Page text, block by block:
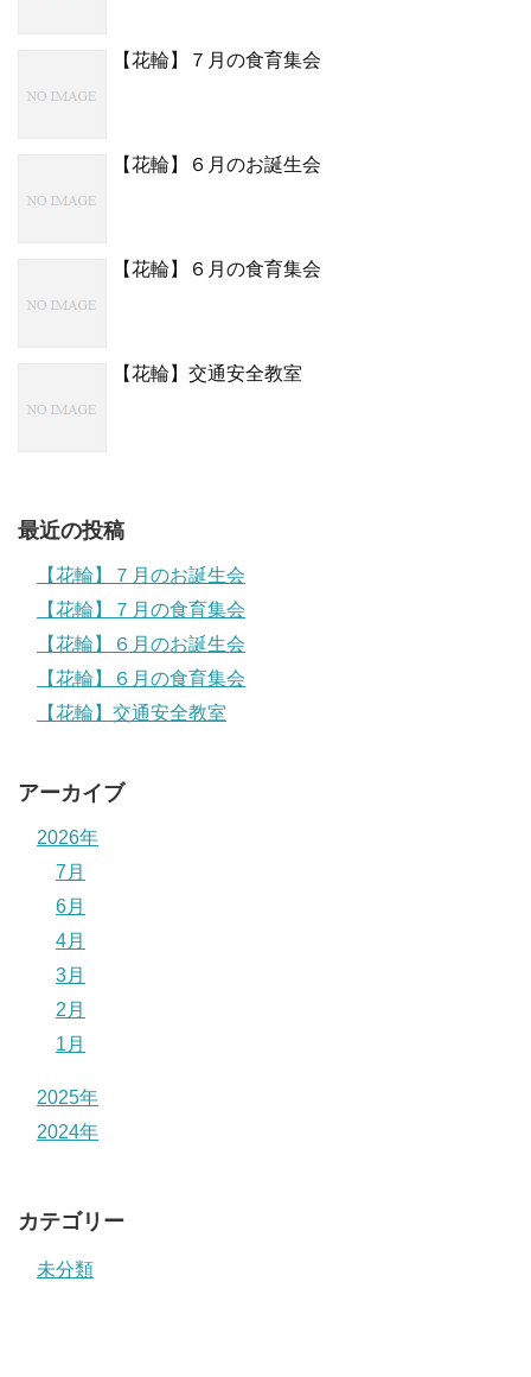
【花輪】７月の食育集会
【花輪】６月のお誕生会
【花輪】６月の食育集会
【花輪】交通安全教室
最近の投稿
【花輪】７月のお誕生会
【花輪】７月の食育集会
【花輪】６月のお誕生会
【花輪】６月の食育集会
【花輪】交通安全教室
アーカイブ
2026年
7月
6月
4月
3月
2月
1月
2025年
2024年
カテゴリー
未分類